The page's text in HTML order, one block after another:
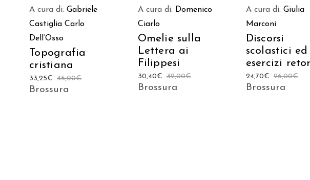
A cura di:Gabriele
Castiglia Carlo
Dell’Osso
Topografia
cristiana
35,00€
33,25€
Brossura
A cura di: Domenico
Ciarlo
Omelie sulla
Lettera ai
Filippesi
32,00€
30,40€
Brossura
A cura di: Giulia
Marconi
Discorsi
scolastici ed
esercizi
26,00€
24,70€
Brossura